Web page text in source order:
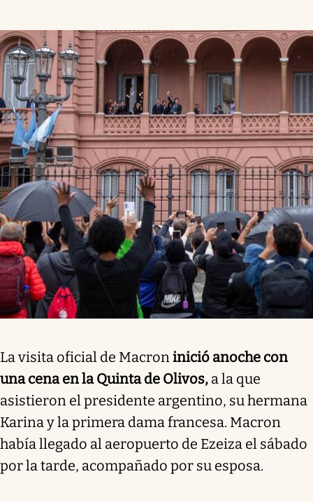
La visita oficial de Macroninició anoche con
una cena en la Quinta de Olivos, a la que
asistieron el presidente argentino, su hermana
Karina y la primera dama francesa. Macron
había llegado al aeropuerto de Ezeiza el sábado
por la tarde, acompañado por su esposa.